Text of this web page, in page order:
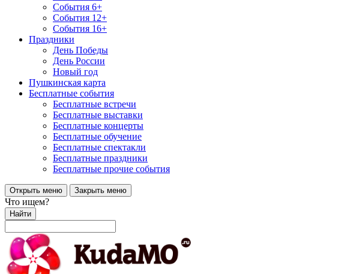
События 6+
События 12+
События 16+
Праздники
День Победы
День России
Новый год
Пушкинская карта
Бесплатные события
Бесплатные встречи
Бесплатные выставки
Бесплатные концерты
Бесплатные обучение
Бесплатные спектакли
Бесплатные праздники
Бесплатные прочие события
Открыть меню Закрыть меню
Что ищем?
Найти